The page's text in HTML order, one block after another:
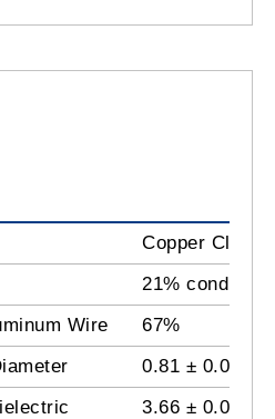
Copper Clad
21%
Wire
67%
0.81 ± 0.01
3.66 ± 0.01